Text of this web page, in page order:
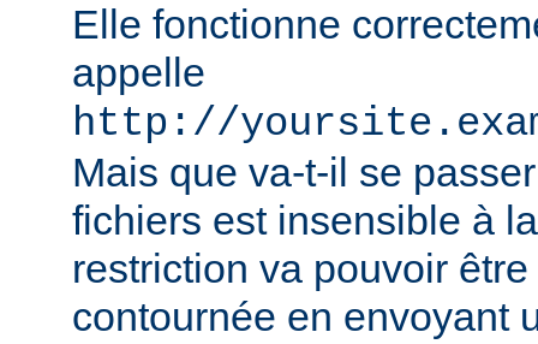
Elle fonctionne
appelle
http://
Mais que va-t-il se
fichiers est insensible à
restriction va pouvoir
contournée en envoyant